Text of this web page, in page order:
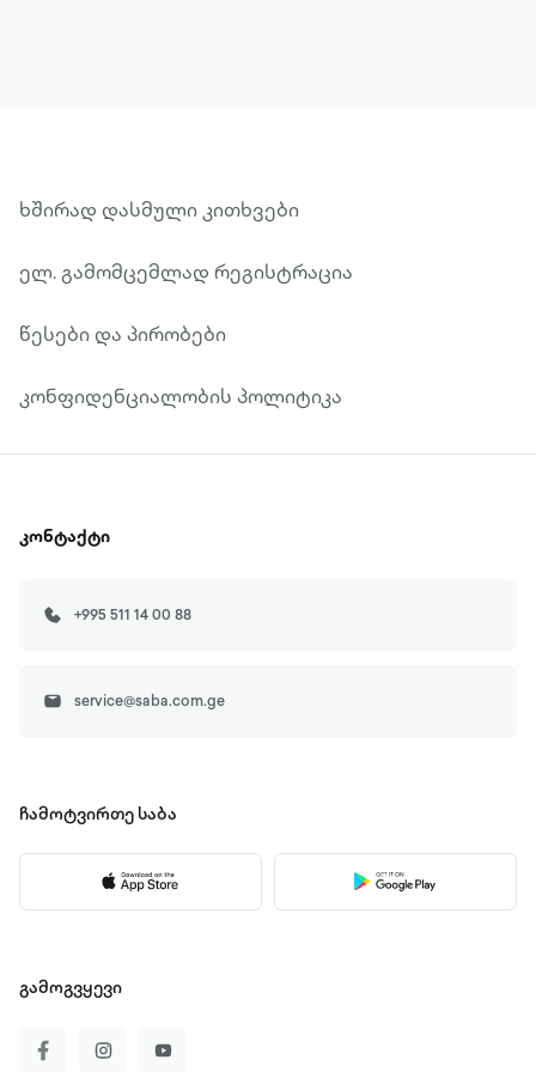
ხშირად დასმული კითხვები
ელ. გამომცემლად რეგისტრაცია
წესები და პირობები
კონფიდენციალობის პოლიტიკა
კონტაქტი
+995 511 14 00 88
service@saba.com.ge
ჩამოტვირთე საბა
გამოგვყევი